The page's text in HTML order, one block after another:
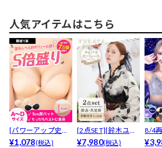
人気アイテムはこちら
[パワーアップ史上
最強5倍盛りアップ
¥1,078(税込)
[2点SET][鈴木ユリ
ア(baby)...
¥7,980(税込)
8/4
ブラ